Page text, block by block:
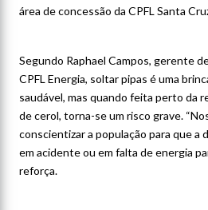
área de concessão da CPFL Santa
Segundo Raphael Campos, gerente
CPFL Energia, soltar pipas é uma
saudável, mas quando feita perto da
de cerol, torna-se um risco grave.
conscientizar a população para que a
em acidente ou em falta de energia
reforça.